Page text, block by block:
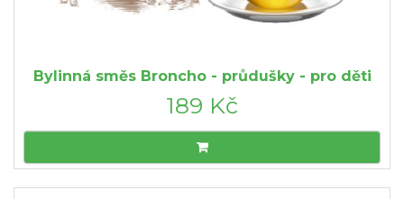
Bylinná směs Broncho - průdušky - pro děti
189 Kč